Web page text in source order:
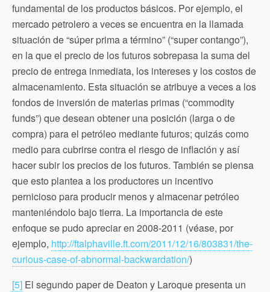
fundamental de los productos básicos. Por ejemplo, el
mercado petrolero a veces se encuentra en la llamada
situación de “súper prima a término” (“super contango”),
en la que el precio de los futuros sobrepasa la suma del
precio de entrega inmediata, los intereses y los costos de
almacenamiento. Esta situación se atribuye a veces a los
fondos de inversión de materias primas (“commodity
funds”) que desean obtener una posición (larga o de
compra) para el petróleo mediante futuros; quizás como
medio para cubrirse contra el riesgo de inflación y así
hacer subir los precios de los futuros. También se piensa
que esto plantea a los productores un incentivo
pernicioso para producir menos y almacenar petróleo
manteniéndolo bajo tierra. La importancia de este
enfoque se pudo apreciar en 2008-2011 (véase, por
ejemplo, http://ftalphaville.ft.com/2011/12/16/803831/the-
curious-case-of-abnormal-backwardation/)
[5] El segundo paper de Deaton y Laroque presenta un